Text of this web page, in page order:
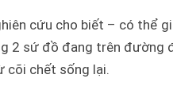
cứu cho biết – có thể
2 sứ đồ đang trên đường
cõi chết sống lại.